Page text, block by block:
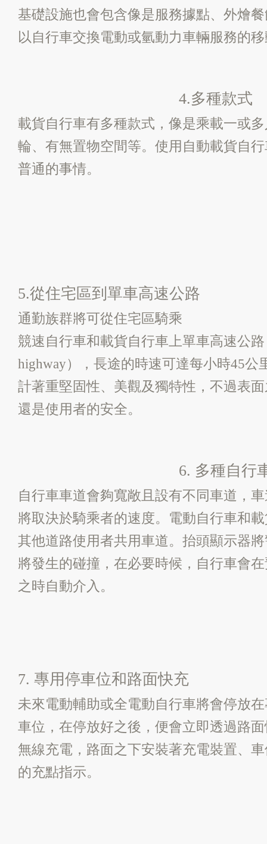
基礎設施也會包含像是服務據點、外燴
以自行車交換電動或氫動力車輛服務的
4.多種款式
載貨自行車有多種款式，像是乘載一或
輪、有無置物空間等。使用自動載貨自
普通的事情。
5.從住宅區到單車高速公路
通勤族群將可從住宅區騎乘
競速自行車和載貨自行車上單車高速公路
highway），長途的時速可達每小時45公
計著重堅固性、美觀及獨特性，不過表
還是使用者的安全。
6. 多種自行
自行車車道會夠寬敞且設有不同車道，
將取決於騎乘者的速度。電動自行車和
其他道路使用者共用車道。抬頭顯示器
將發生的碰撞，在必要時候，自行車會
之時自動介入。
7. 專用停車位和路面快充
未來電動輔助或全電動自行車將會停放
車位，在停放好之後，便會立即透過路
無線充電，路面之下安裝著充電裝置、
的充點指示。